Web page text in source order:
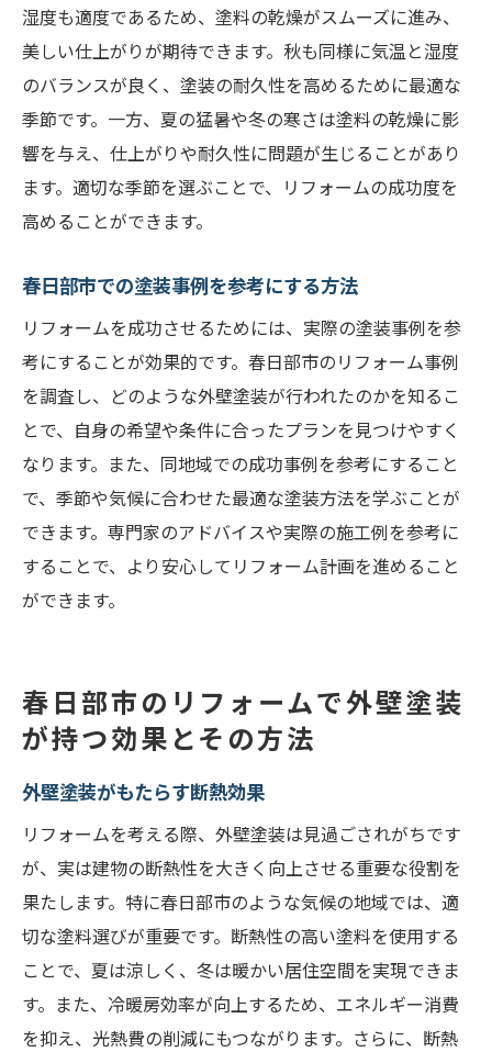
湿度も適度であるため、塗料の乾燥がスムーズに進み、
美しい仕上がりが期待できます。秋も同様に気温と湿度
のバランスが良く、塗装の耐久性を高めるために最適な
季節です。一方、夏の猛暑や冬の寒さは塗料の乾燥に影
響を与え、仕上がりや耐久性に問題が生じることがあり
ます。適切な季節を選ぶことで、リフォームの成功度を
高めることができます。
春日部市での塗装事例を参考にする方法
リフォームを成功させるためには、実際の塗装事例を参
考にすることが効果的です。春日部市のリフォーム事例
を調査し、どのような外壁塗装が行われたのかを知るこ
とで、自身の希望や条件に合ったプランを見つけやすく
なります。また、同地域での成功事例を参考にすること
で、季節や気候に合わせた最適な塗装方法を学ぶことが
できます。専門家のアドバイスや実際の施工例を参考に
することで、より安心してリフォーム計画を進めること
ができます。
春日部市のリフォームで外壁塗装
が持つ効果とその方法
外壁塗装がもたらす断熱効果
リフォームを考える際、外壁塗装は見過ごされがちです
が、実は建物の断熱性を大きく向上させる重要な役割を
果たします。特に春日部市のような気候の地域では、適
切な塗料選びが重要です。断熱性の高い塗料を使用する
ことで、夏は涼しく、冬は暖かい居住空間を実現できま
す。また、冷暖房効率が向上するため、エネルギー消費
を抑え、光熱費の削減にもつながります。さらに、断熱